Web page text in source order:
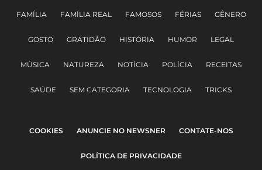
FAMÍLIA FAMÍLIA REAL FAMOSOS FÉRIAS GÊNERO
GOSTO GRATIDÃO HISTÓRIA HUMOR LEGAL
MÚSICA NATUREZA NOTÍCIA POLÍCIA RECEITAS
SAÚDE SEM CATEGORIA TECNOLOGIA TRICKS
COOKIES ANUNCIE NO NEWSNER CONTATE-NOS
POLÍTICA DE PRIVACIDADE